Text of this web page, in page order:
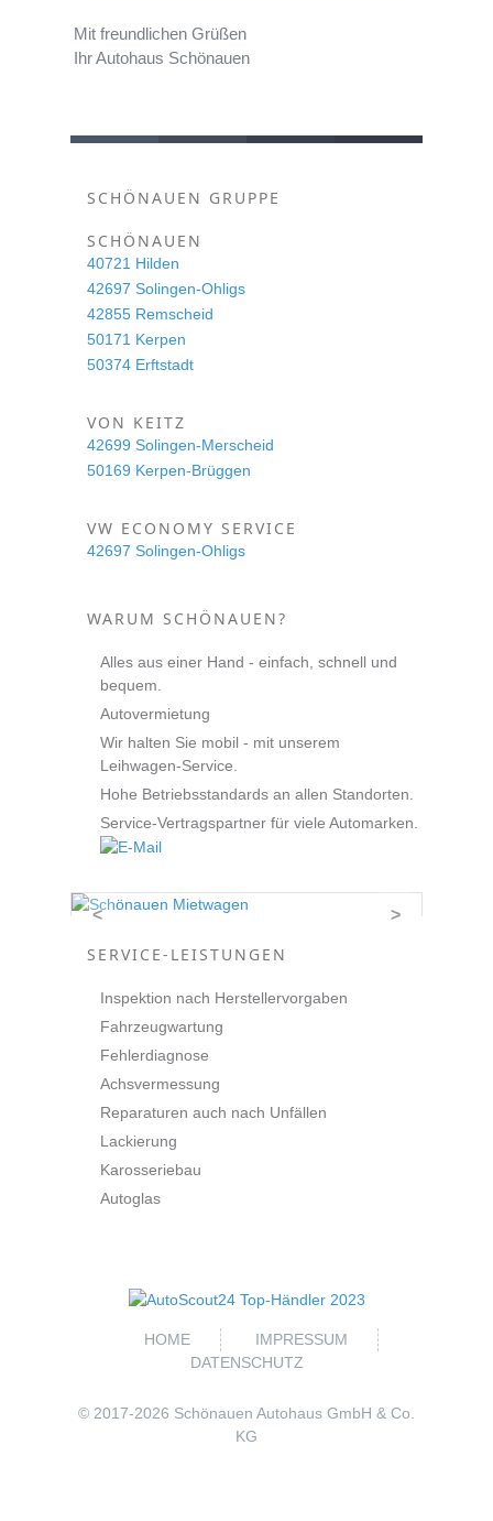
Mit freundlichen Grüßen
Ihr Autohaus Schönauen
SCHÖNAUEN GRUPPE
SCHÖNAUEN
40721 Hilden
42697 Solingen-Ohligs
42855 Remscheid
50171 Kerpen
50374 Erftstadt
VON KEITZ
42699 Solingen-Merscheid
50169 Kerpen-Brüggen
VW ECONOMY SERVICE
42697 Solingen-Ohligs
WARUM SCHÖNAUEN?
Alles aus einer Hand - einfach, schnell und
bequem.
Autovermietung
Wir halten Sie mobil - mit unserem
Leihwagen-Service.
Hohe Betriebsstandards an allen Standorten.
Service-Vertragspartner für viele Automarken.
< >
SERVICE-LEISTUNGEN
Inspektion nach Herstellervorgaben
Fahrzeugwartung
Fehlerdiagnose
Achsvermessung
Reparaturen auch nach Unfällen
Lackierung
Karosseriebau
Autoglas
HOME
IMPRESSUM
DATENSCHUTZ
© 2017-2026 Schönauen Autohaus GmbH & Co.
KG